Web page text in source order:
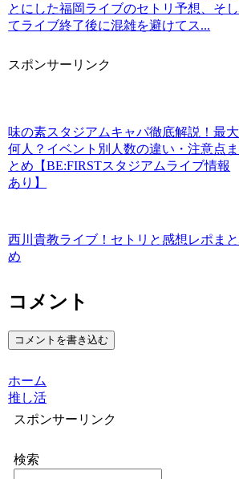
とにした福岡ライブのセトリ予想、そし
てライブ終了後に混雑を避けてス...
スポンサーリンク
味の素スタジアムキャパ徹底解説！最大
何人？イベント別人数の違い・注意点ま
とめ【BE:FIRSTスタジアムライブ情報
あり】
西川貴教ライブ！セトリと感想レポまと
め
コメント
コメントを書き込む
ホーム
推し活
スポンサーリンク
検索